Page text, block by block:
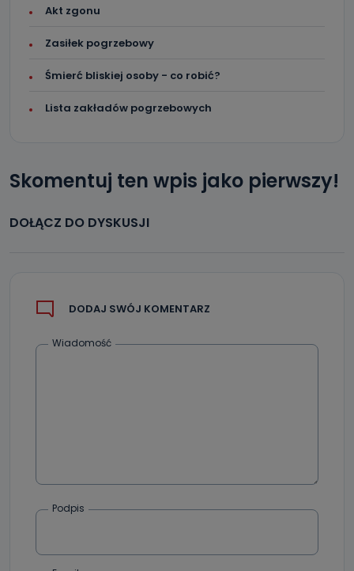
Akt zgonu
Zasiłek pogrzebowy
Śmierć bliskiej osoby - co robić?
Lista zakładów pogrzebowych
Skomentuj ten wpis jako pierwszy!
DOŁĄCZ DO DYSKUSJI
DODAJ SWÓJ KOMENTARZ
Wiadomość
Podpis